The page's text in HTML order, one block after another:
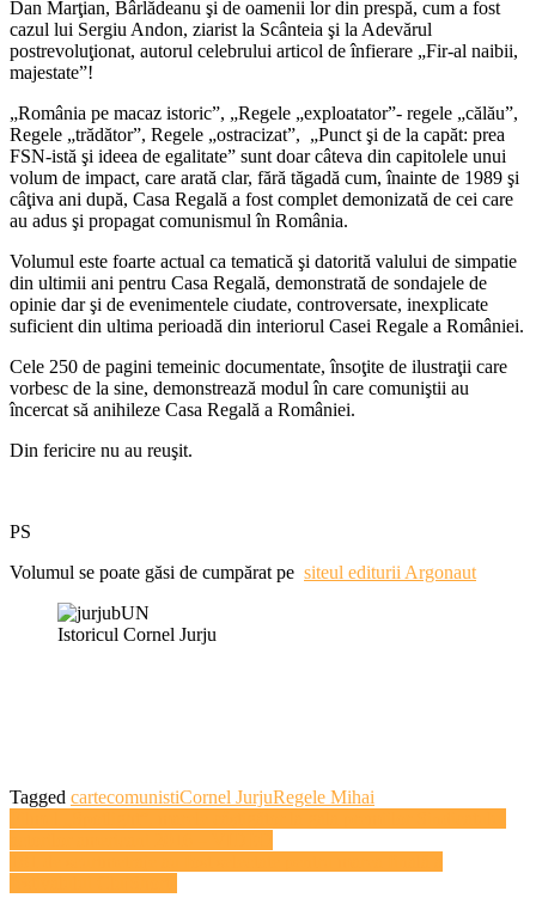
Dan Marţian, Bârlădeanu şi de oamenii lor din prespă, cum a fost
cazul lui Sergiu Andon, ziarist la Scânteia şi la Adevărul
postrevoluţionat, autorul celebrului articol de înfierare „Fir-al naibii,
majestate”!
„România pe macaz istoric”, „Regele „exploatator”- regele „călău”,
Regele „trădător”, Regele „ostracizat”, „Punct şi de la capăt: prea
FSN-istă şi ideea de egalitate” sunt doar câteva din capitolele unui
volum de impact, care arată clar, fără tăgadă cum, înainte de 1989 şi
câţiva ani după, Casa Regală a fost complet demonizată de cei care
au adus şi propagat comunismul în România.
Volumul este foarte actual ca tematică şi datorită valului de simpatie
din ultimii ani pentru Casa Regală, demonstrată de sondajele de
opinie dar şi de evenimentele ciudate, controversate, inexplicate
suficient din ultima perioadă din interiorul Casei Regale a României.
Cele 250 de pagini temeinic documentate, însoţite de ilustraţii care
vorbesc de la sine, demonstrează modul în care comuniştii au
încercat să anihileze Casa Regală a României.
Din fericire nu au reuşit.
PS
Volumul se poate găsi de cumpărat pe siteul editurii Argonaut
Istoricul Cornel Jurju
Tagged cartecomunistiCornel JurjuRegele Mihai
Navigare
în
articole